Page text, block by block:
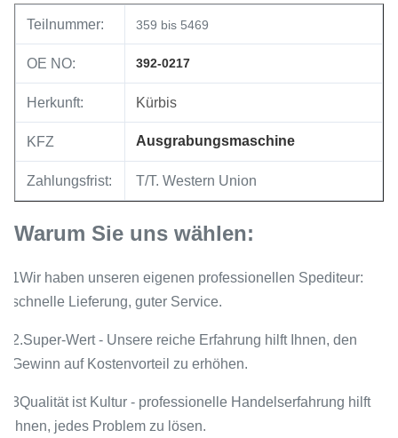
Teilnummer: 359 bis 5469
OE NO: 392-0217
Herkunft: Kürbis
KFZ Ausgrabungsmaschine
Zahlungsfrist: T/T. Western Union
Warum Sie uns wählen:
1Wir haben unseren eigenen professionellen Spediteur:
schnelle Lieferung, guter Service.
2.Super-Wert - Unsere reiche Erfahrung hilft Ihnen, den
Gewinn auf Kostenvorteil zu erhöhen.
3Qualität ist Kultur - professionelle Handelserfahrung hilft
Ihnen, jedes Problem zu lösen.